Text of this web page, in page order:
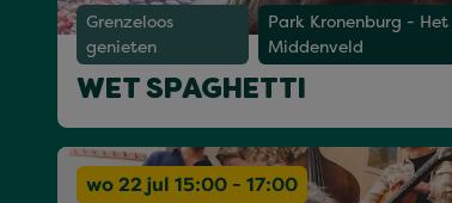
Grenzeloos
genieten
Park Kronenburg - Het
Middenveld
WET SPAGHETTI
wo 22 jul 15:00 - 17:00